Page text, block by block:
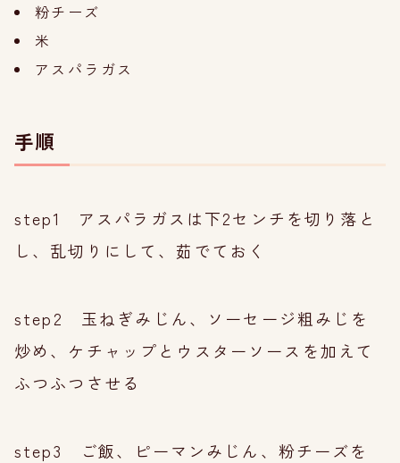
粉チーズ
米
アスパラガス
手順
step1 アスパラガスは下2センチを切り落と
し、乱切りにして、茹でておく
step2 玉ねぎみじん、ソーセージ粗みじを
炒め、ケチャップとウスターソースを加えて
ふつふつさせる
step3 ご飯、ピーマンみじん、粉チーズを